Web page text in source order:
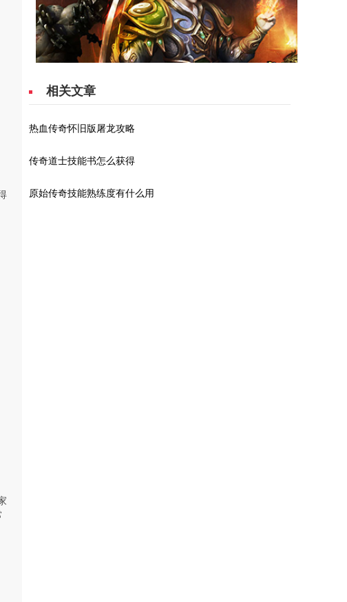
相关文章
热血传奇怀旧版屠龙攻略
传奇道士技能书怎么获得
原始传奇技能熟练度有什么用